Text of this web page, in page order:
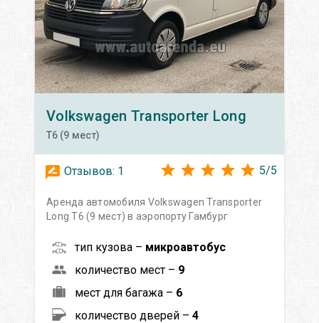
Volkswagen Transporter Long
T6 (9 мест)
Отзывов: 1 5/5
Аренда автомобиля Volkswagen Transporter
Long T6 (9 мест) в аэропорту Гамбург
тип кузова – микроавтобус
количество мест – 9
мест для багажа – 6
количество дверей – 4